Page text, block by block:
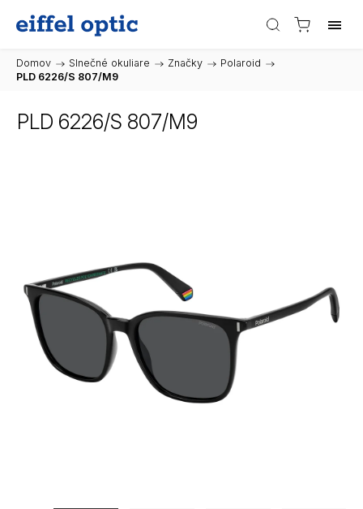
Domov / Slnečné okuliare / Značky / Polaroid /
PLD 6226/S 807/M9
PLD 6226/S 807/M9